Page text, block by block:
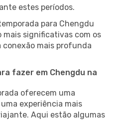
estes períodos.
para Chengdu
significativas com os
conexão mais profunda
fazer em Chengdu na
oferecem uma
experiência mais
Aqui estão algumas